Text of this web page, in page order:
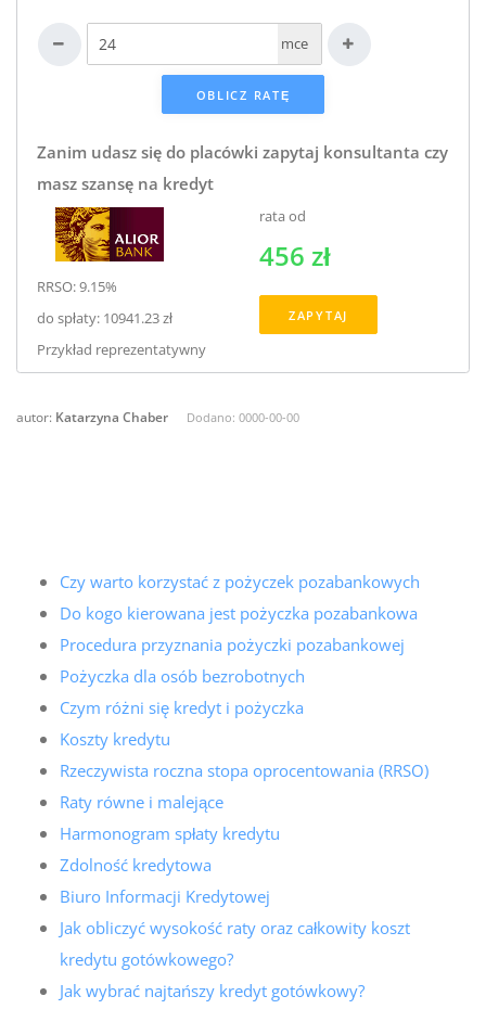
mce
Zanim udasz się do placówki zapytaj konsultanta czy
masz szansę na kredyt
RRSO: 9.15%
do spłaty: 10941.23 zł
Przykład reprezentatywny
rata od
456 zł
ZAPYTAJ
autor: Katarzyna Chaber Dodano:0000-00-00
Czy warto korzystać z pożyczek pozabankowych
Do kogo kierowana jest pożyczka pozabankowa
Procedura przyznania pożyczki pozabankowej
Pożyczka dla osób bezrobotnych
Czym różni się kredyt i pożyczka
Koszty kredytu
Rzeczywista roczna stopa oprocentowania (RRSO)
Raty równe i malejące
Harmonogram spłaty kredytu
Zdolność kredytowa
Biuro Informacji Kredytowej
Jak obliczyć wysokość raty oraz całkowity koszt
kredytu gotówkowego?
Jak wybrać najtańszy kredyt gotówkowy?